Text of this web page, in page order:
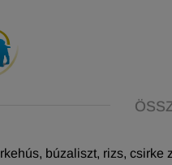
búzaliszt, rizs,